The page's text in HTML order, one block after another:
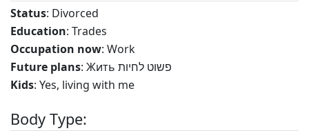
Status: Divorced
Education: Trades
Occupation now: Work
Future plans
: Жить פשוט לחיות
Kids: Yes, living with me
Body Type: